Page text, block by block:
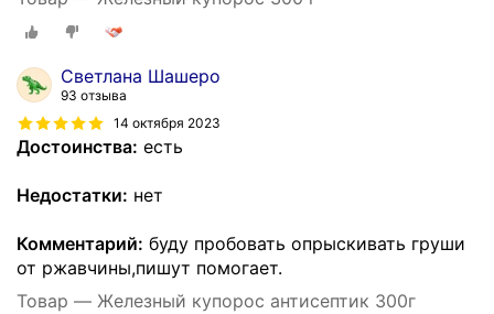
Светлана Шашеро
93 отзыва
14 октября 2023
Достоинства: есть
Недостатки: нет
Комментарий: буду пробовать опрыскивать груши
от ржавчины,пишут помогает.
Товар — Железный купорос антисептик 300г